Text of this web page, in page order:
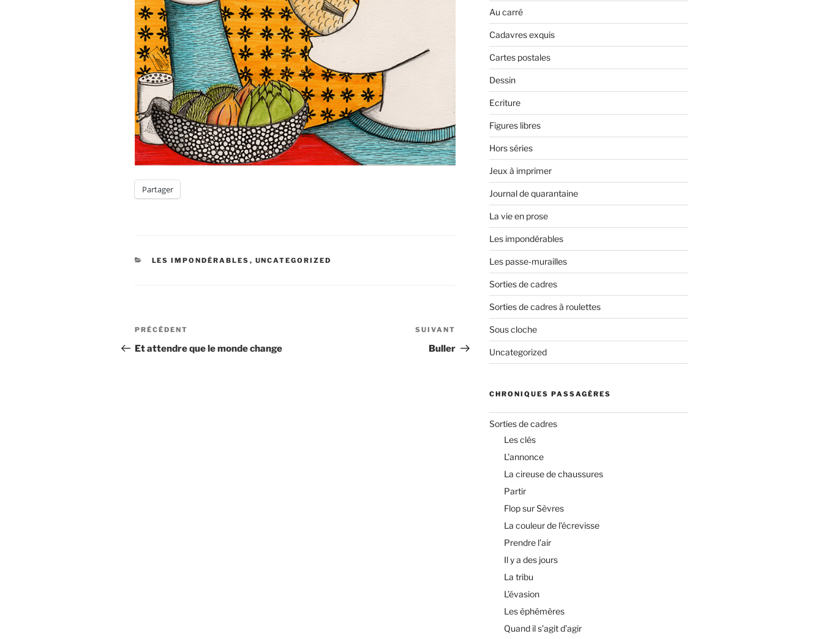
Partager
CATÉGORIES
LES IMPONDÉRABLES , UNCATEGORIZED
Navigation
de
Article
précédent
PRÉCÉDENT
Et attendre que le monde change
suivant
SUIVANT
Buller
Au carré
Cadavres exquis
Cartes postales
Dessin
Ecriture
Figures libres
Hors séries
Jeux à imprimer
Journal de quarantaine
La vie en prose
Les impondérables
Les passe-murailles
Sorties de cadres
Sorties de cadres à roulettes
Sous cloche
Uncategorized
CHRONIQUES PASSAGÈRES
Sorties de cadres
Les clés
L’annonce
La cireuse de chaussures
Partir
Flop sur Sèvres
La couleur de l’écrevisse
Prendre l’air
Il y a des jours
La tribu
L’évasion
Les éphémères
Quand il s’agit d’agir